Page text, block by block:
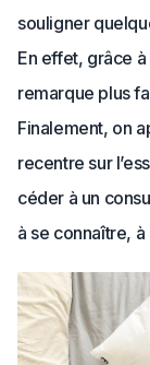
souligner
En effet, grâce
remarque plus
Finalement, on
recentre sur
céder à un
à se connaître,